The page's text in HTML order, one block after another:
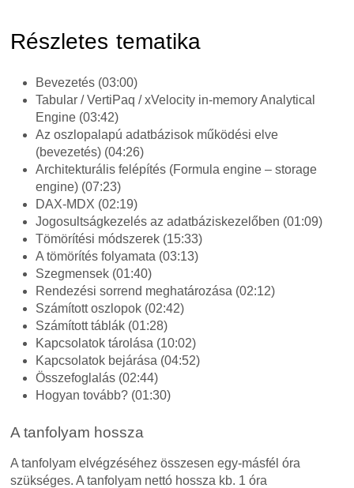
Részletes tematika
Bevezetés (03:00)
Tabular / VertiPaq / xVelocity in-memory Analytical
Engine (03:42)
Az oszlopalapú adatbázisok működési elve
(bevezetés) (04:26)
Architekturális felépítés (Formula engine – storage
engine) (07:23)
DAX-MDX (02:19)
Jogosultságkezelés az adatbáziskezelőben (01:09)
Tömörítési módszerek (15:33)
A tömörítés folyamata (03:13)
Szegmensek (01:40)
Rendezési sorrend meghatározása (02:12)
Számított oszlopok (02:42)
Számított táblák (01:28)
Kapcsolatok tárolása (10:02)
Kapcsolatok bejárása (04:52)
Összefoglalás (02:44)
Hogyan tovább? (01:30)
A tanfolyam hossza
A tanfolyam elvégzéséhez összesen egy-másfél óra
szükséges. A tanfolyam nettó hossza kb. 1 óra